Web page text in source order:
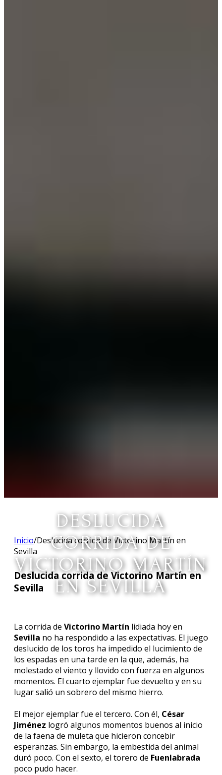
DESLUCIDA
CORRIDA DE
VICTORINO MARTÍN
EN SEVILLA
Inicio/Deslucida corrida de Victorino Martín en
Sevilla
Deslucida corrida de Victorino Martín en
Sevilla
La corrida de Victorino Martín lidiada hoy en
Sevilla no ha respondido a las expectativas. El juego
deslucido de los toros ha impedido el lucimiento de
los espadas en una tarde en la que, además, ha
molestado el viento y llovido con fuerza en algunos
momentos. El cuarto ejemplar fue devuelto y en su
lugar salió un sobrero del mismo hierro.
El mejor ejemplar fue el tercero. Con él, César
Jiménez logró algunos momentos buenos al inicio
de la faena de muleta que hicieron concebir
esperanzas. Sin embargo, la embestida del animal
duró poco. Con el sexto, el torero de Fuenlabrada
poco pudo hacer.